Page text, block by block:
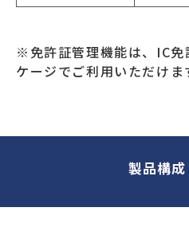
※免許証管理機能は、IC免
ケージでご利用いただけま
製品構